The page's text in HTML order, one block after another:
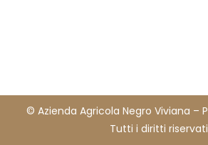
© Azienda Agricola Negro Viviana –
Tutti i diritti